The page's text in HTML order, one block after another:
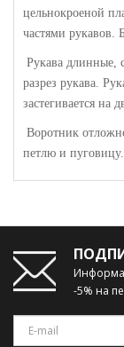
цельнокроеной
частями рукавов.
Рукава длинные,
разрез рукава.
застегивается на
Воротник
петлю и пуговицу.
-5% на